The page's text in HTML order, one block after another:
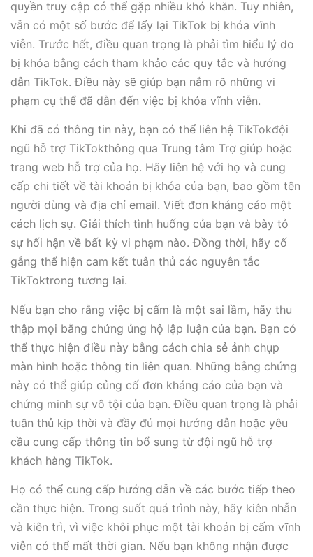
quyền truy cập có thể gặp nhiều khó khăn. Tuy nhiên,
vẫn có một số bước để lấy lại TikTok bị khóa vĩnh
viễn. Trước hết, điều quan trọng là phải tìm hiểu lý do
bị khóa bằng cách tham khảo các quy tắc và hướng
dẫn TikTok. Điều này sẽ giúp bạn nắm rõ những vi
phạm cụ thể đã dẫn đến việc bị khóa vĩnh viễn.
Khi đã có thông tin này, bạn có thể liên hệ TikTokđội
ngũ hỗ trợ TikTokthông qua Trung tâm Trợ giúp hoặc
trang web hỗ trợ của họ. Hãy liên hệ với họ và cung
cấp chi tiết về tài khoản bị khóa của bạn, bao gồm tên
người dùng và địa chỉ email. Viết đơn kháng cáo một
cách lịch sự. Giải thích tình huống của bạn và bày tỏ
sự hối hận về bất kỳ vi phạm nào. Đồng thời, hãy cố
gắng thể hiện cam kết tuân thủ các nguyên tắc
TikToktrong tương lai.
Nếu bạn cho rằng việc bị cấm là một sai lầm, hãy thu
thập mọi bằng chứng ủng hộ lập luận của bạn. Bạn có
thể thực hiện điều này bằng cách chia sẻ ảnh chụp
màn hình hoặc thông tin liên quan. Những bằng chứng
này có thể giúp củng cố đơn kháng cáo của bạn và
chứng minh sự vô tội của bạn. Điều quan trọng là phải
tuân thủ kịp thời và đầy đủ mọi hướng dẫn hoặc yêu
cầu cung cấp thông tin bổ sung từ đội ngũ hỗ trợ
khách hàng TikTok.
Họ có thể cung cấp hướng dẫn về các bước tiếp theo
cần thực hiện. Trong suốt quá trình này, hãy kiên nhẫn
và kiên trì, vì việc khôi phục một tài khoản bị cấm vĩnh
viễn có thể mất thời gian. Nếu bạn không nhận được